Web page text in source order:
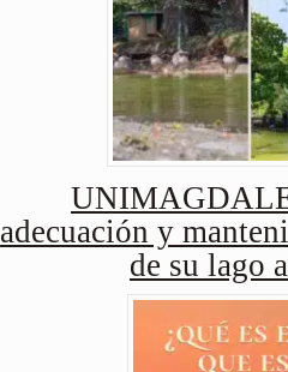
adecuación y
de su lago